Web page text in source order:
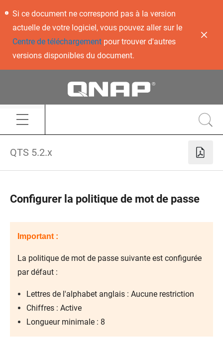
Si ce document ne correspond pas à la version
actuelle de votre logiciel, vous pouvez aller sur le
Centre de téléchargementpour trouver d'autres
versions disponibles du document.
QTS 5.2.x
Configurer la politique de mot de passe
Important :
La politique de mot de passe suivante est configurée
par défaut :
Lettres de l'alphabet anglais : Aucune restriction
Chiffres : Active
Longueur minimale : 8